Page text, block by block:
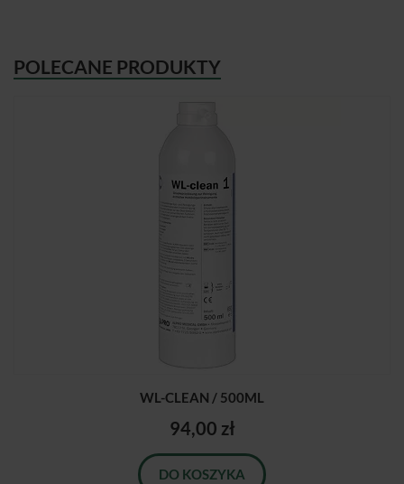
POLECANE PRODUKTY
WL-CLEAN / 500ML
94,00 zł
DO KOSZYKA